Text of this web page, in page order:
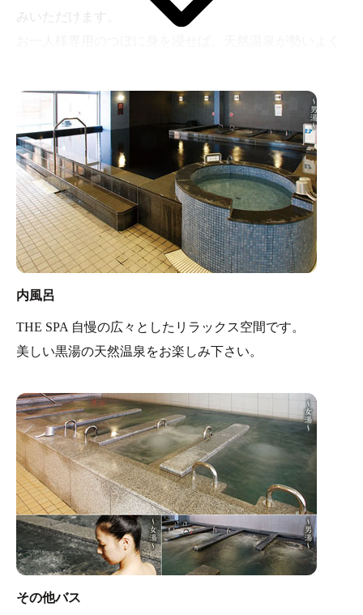
みいただけます。
内風呂
THE SPA 自慢の広々としたリラックス空間です。
美しい黒湯の天然温泉をお楽しみ下さい。
その他バス